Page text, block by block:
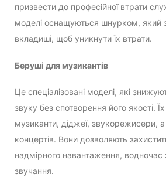
призвести до професійної втрати
моделі оснащуються шнурком, який
вкладиші, щоб уникнути їх втрати.
Беруші для музикантів
Це спеціалізовані моделі, які
звуку без спотворення його якості.
музиканти, діджеї, звукорежисери,
концертів. Вони дозволяють
надмірного навантаження, водночас
звучання.